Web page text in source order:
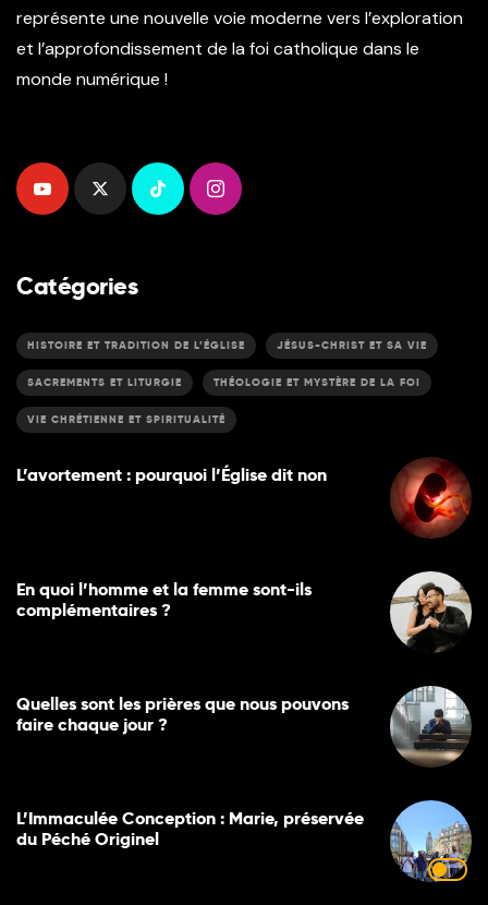
représente une nouvelle voie moderne vers l’exploration
et l’approfondissement de la foi catholique dans le
monde numérique !
Catégories
HISTOIRE ET TRADITION DE L’ÉGLISE JÉSUS-CHRIST ET SA VIE
SACREMENTS ET LITURGIE THÉOLOGIE ET MYSTÈRE DE LA FOI
VIE CHRÉTIENNE ET SPIRITUALITÉ
L’avortement : pourquoi l’Église dit non
En quoi l’homme et la femme sont-ils
complémentaires ?
Quelles sont les prières que nous pouvons
faire chaque jour ?
L’Immaculée Conception : Marie, préservée
du Péché Originel